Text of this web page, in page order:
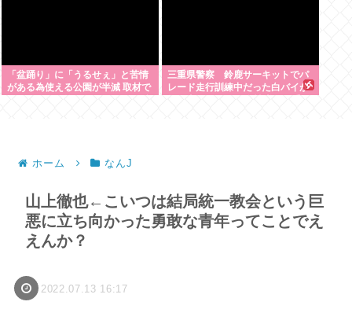
「盆踊り」に「うるせぇ」と苦情
がある為使える公園が半減 取材で
三重県警察 鈴鹿サーキットでパ
レード走行訓練中だった白バイが
ホーム なんJ
山上徹也←こいつは結局統一教会という巨
悪に立ち向かった勇敢な青年ってことでえ
えんか？
2022.07.13 16:17